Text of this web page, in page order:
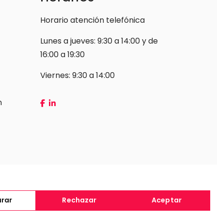
Horario atención telefónica
Lunes a jueves: 9:30 a 14:00 y de
16:00 a 19:30
Viernes: 9:30 a 14:00
Condiciones de contratación
Rechazar Aceptar